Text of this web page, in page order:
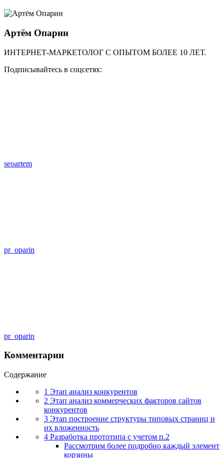
Артём Опарин
ИНТЕРНЕТ-МАРКЕТОЛОГ С ОПЫТОМ БОЛЕЕ 10 ЛЕТ.
Подписывайтесь в соцсетях:
seoartem
pr_oparin
pr_oparin
Комментарии
Содержание
1 Этап анализ конкурентов
2 Этап анализ коммерческих факторов сайтов
конкурентов
3 Этап построение структуры типовых страниц и
их вложенность
4 Разработка прототипа с учетом п.2
Рассмотрим более подробно каждый элемент
корзины